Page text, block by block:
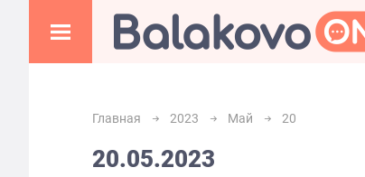
Главная 2023 Май 20
20.05.2023